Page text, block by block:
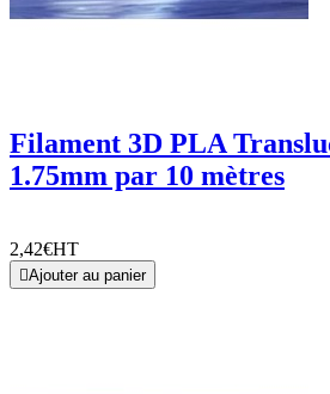
Filament 3D PLA
1.75mm par 10 mètres
2,42€HT
Ajouter au panier